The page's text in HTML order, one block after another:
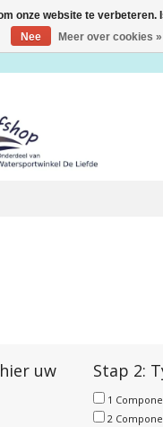
uw Stap 2:
1
2
onze website te verbeteren.
Nee
Meer over cookies »